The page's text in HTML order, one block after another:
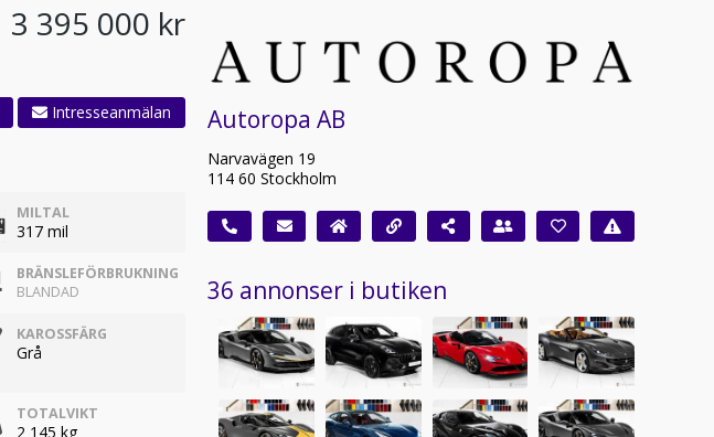
3 395 000 kr
MILTAL
317 mil
BRÄNSLEFÖRBRUKNING
BLANDAD
KAROSSFÄRG
Grå
TOTALVIKT
2 145 kg
Autoropa AB
Narvavägen 19
114 60 Stockholm
36 annonser i butiken